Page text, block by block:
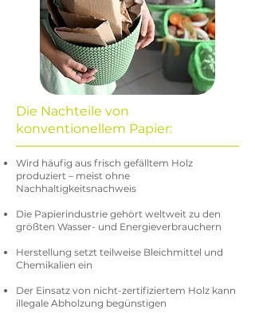
Die Nachteile von
konventionellem Papier:
Wird häufig aus frisch gefälltem Holz
produziert – meist ohne
Nachhaltigkeitsnachweis
Die Papierindustrie gehört weltweit zu den
größten Wasser- und Energieverbrauchern
Herstellung setzt teilweise Bleichmittel und
Chemikalien ein
Der Einsatz von nicht-zertifiziertem Holz kann
illegale Abholzung begünstigen